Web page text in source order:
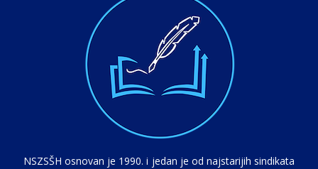
NSZSŠH osnovan je 1990. i jedan je od najstarijih sindikata